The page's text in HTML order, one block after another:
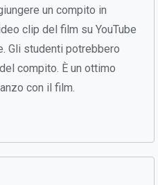
un compito in
clip del film su YouTube
Gli studenti potrebbero
compito. È un ottimo
con il film.